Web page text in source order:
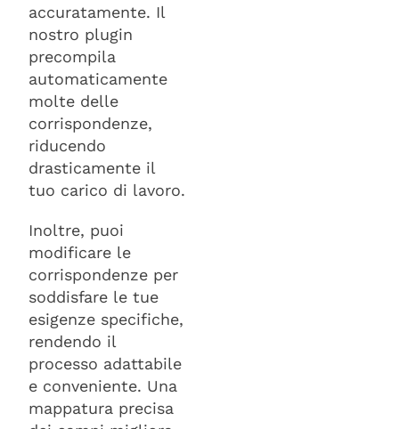
accuratamente. Il
nostro plugin
precompila
automaticamente
molte delle
corrispondenze,
riducendo
drasticamente il
tuo carico di lavoro.
Inoltre, puoi
modificare le
corrispondenze per
soddisfare le tue
esigenze specifiche,
rendendo il
processo adattabile
e conveniente. Una
mappatura precisa